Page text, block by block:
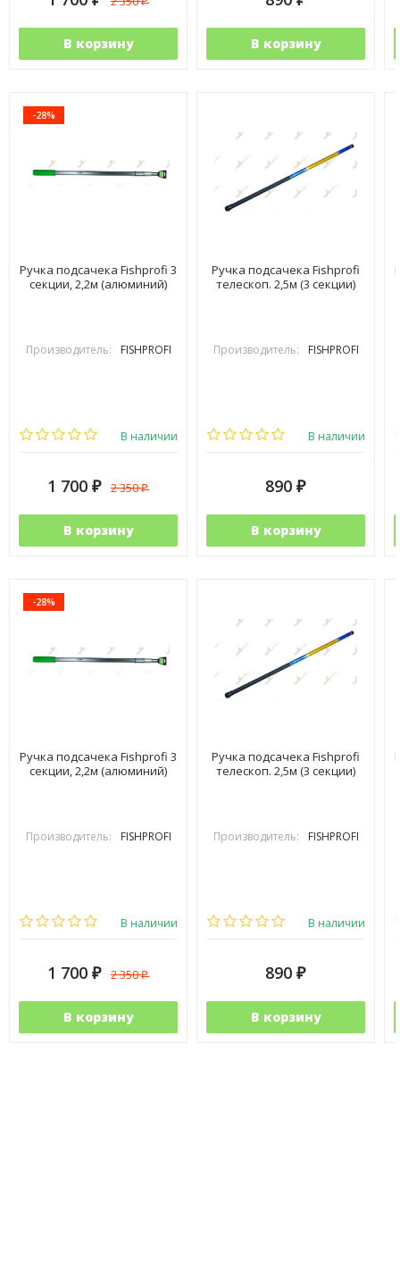
В корзину В корзину
-28%
Ручка подсачека Fishprofi 3
секции, 2,2м (алюминий)
Производитель: FISHPROFI
В наличии
1 700 ₽ 2 350₽
В корзину
Ручка подсачека Fishprofi
телескоп. 2,5м (3 секции)
Производитель: FISHPROFI
В наличии
890 ₽
В корзину
-28%
Ручка подсачека Fishprofi 3
секции, 2,2м (алюминий)
Производитель: FISHPROFI
В наличии
1 700 ₽ 2 350₽
В корзину
Ручка подсачека Fishprofi
телескоп. 2,5м (3 секции)
Производитель: FISHPROFI
В наличии
890 ₽
В корзину